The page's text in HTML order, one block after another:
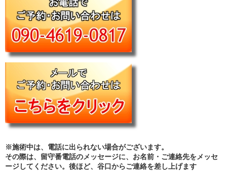
※施術中は、電話に出られない場合がございます。
その際は、留守番電話のメッセージに、お名前・ご連絡先をメッセ
ージしてください。後ほど、谷口からご連絡を差し上げます